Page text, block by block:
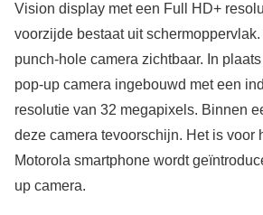
Vision display met een Full HD+
voorzijde bestaat uit
punch-hole camera zichtbaar. In
pop-up camera ingebouwd met een
resolutie van 32 megapixels. Binnen
deze camera tevoorschijn. Het is voor
Motorola smartphone wordt
up camera.